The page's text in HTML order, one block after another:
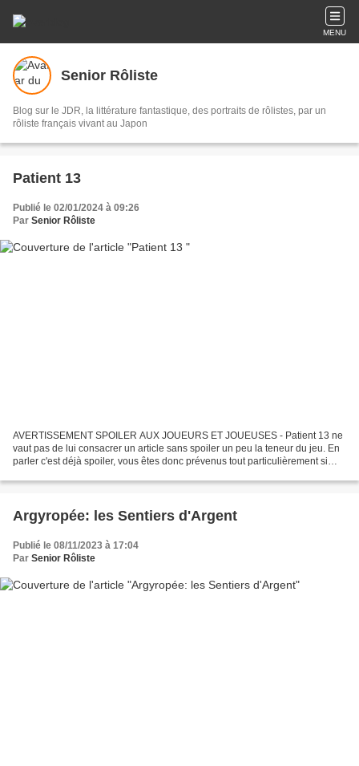
MENU
Senior Rôliste
Blog sur le JDR, la littérature fantastique, des portraits de rôlistes, par un
rôliste français vivant au Japon
Patient 13
Publié le 02/01/2024 à 09:26
Par Senior Rôliste
AVERTISSEMENT SPOILER AUX JOUEURS ET JOUEUSES - Patient 13 ne
vaut pas de lui consacrer un article sans spoiler un peu la teneur du jeu. En
parler c'est déjà spoiler, vous êtes donc prévenus tout particulièrement si
Argyropée: les Sentiers d'Argent
Publié le 08/11/2023 à 17:04
Par Senior Rôliste